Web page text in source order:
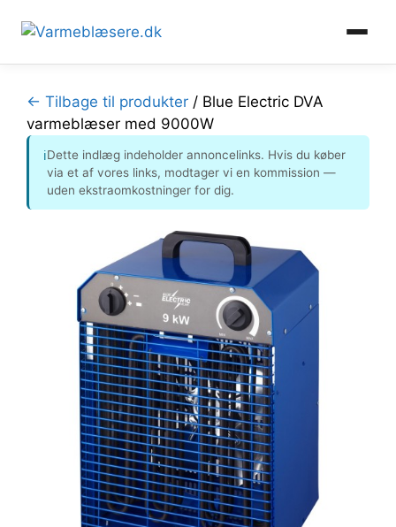
indhold
← Tilbage til produkter / Blue Electric DVA
varmeblæser med 9000W
ℹDette indlæg indeholder annoncelinks. Hvis du køber
via et af vores links, modtager vi en kommission —
uden ekstraomkostninger for dig.